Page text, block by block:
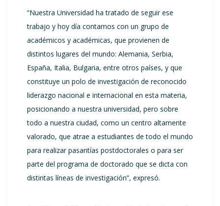
“Nuestra Universidad ha tratado de seguir ese
trabajo y hoy día contamos con un grupo de
académicos y académicas, que provienen de
distintos lugares del mundo: Alemania, Serbia,
España, Italia, Bulgaria, entre otros países, y que
constituye un polo de investigación de reconocido
liderazgo nacional e internacional en esta materia,
posicionando a nuestra universidad, pero sobre
todo a nuestra ciudad, como un centro altamente
valorado, que atrae a estudiantes de todo el mundo
para realizar pasantías postdoctorales o para ser
parte del programa de doctorado que se dicta con
distintas líneas de investigación”, expresó.